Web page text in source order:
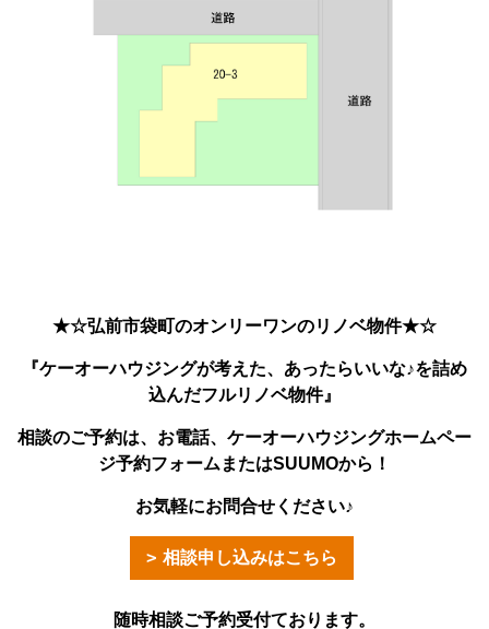
★☆弘前市袋町のオンリーワンのリノベ物件★☆
『ケーオーハウジングが考えた、あったらいいな♪を詰め
込んだフルリノベ物件』
相談のご予約は、お電話、ケーオーハウジングホームペー
ジ予約フォームまたはSUUMOから！
お気軽にお問合せください♪
相談申し込みはこちら
随時相談ご予約受付ております。